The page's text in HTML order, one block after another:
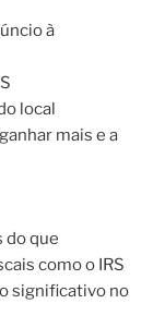
à
local
mais e a
do que
como o IRS
significativo no